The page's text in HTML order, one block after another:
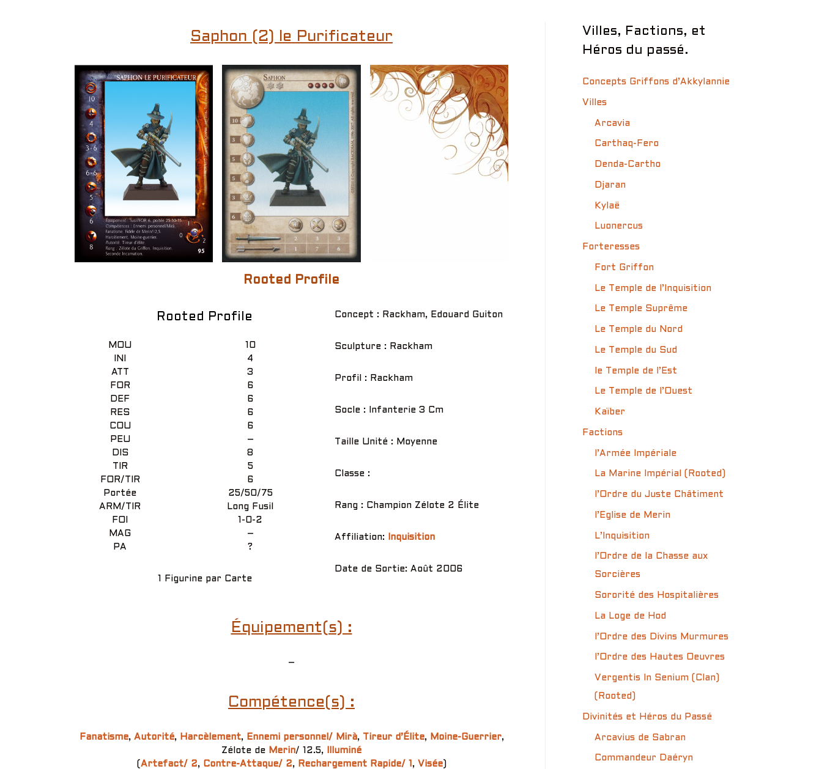
Saphon (2) le Purificateur
Rooted Profile
Rooted Profile
MOU
INI
ATT
FOR
DEF
RES
COU
PEU
DIS
TIR
FOR/TIR
Portée
ARM/TIR
FOI
MAG
PA
10
4
3
6
6
6
6
–
8
5
6
25/50/75
Long Fusil
1-0-2
–
?
1 Figurine par Carte
Concept : Rackham, Edouard Guiton
Sculpture : Rackham
Profil : Rackham
Socle : Infanterie 3 Cm
Taille Unité : Moyenne
Classe :
Rang : Champion Zélote 2 Élite
Affiliation: Inquisition
Date de Sortie: Août 2006
Équipement(s) :
–
Compétence(s) :
Fanatisme, Autorité, Harcèlement, Ennemi personnel/ Mirà, Tireur d’Élite, Moine-Guerrier,
Zélote de Merin/ 12.5,
Illuminé
( Artefact/ 2, Contre-Attaque/ 2, Rechargement Rapide/ 1 , Visée)
Villes, Factions, et
Héros du passé.
Concepts Griffons d’Akkylannie
Villes
Arcavia
Carthaq-Fero
Denda-Cartho
Djaran
Kylaë
Luonercus
Forteresses
Fort Griffon
Le Temple de l’Inquisition
Le Temple Suprême
Le Temple du Nord
Le Temple du Sud
le Temple de l’Est
Le Temple de l’Ouest
Kaïber
Factions
l’Armée Impériale
La Marine Impérial (Rooted)
l’Ordre du Juste Châtiment
l’Eglise de Merin
L’Inquisition
l’Ordre de la Chasse aux
Sorcières
Sororité des Hospitalières
La Loge de Hod
l’Ordre des Divins Murmures
l’Ordre des Hautes Oeuvres
Vergentis In Senium (Clan)
(Rooted)
Divinités et Héros du Passé
Arcavius de Sabran
Commandeur Daéryn